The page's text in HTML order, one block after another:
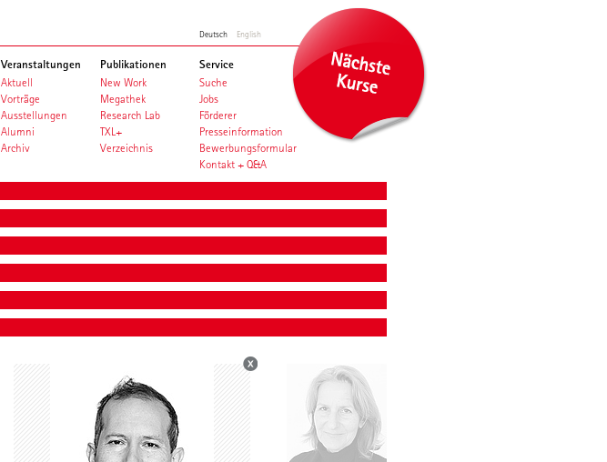
Deutsch English
Veranstaltungen
Aktuell
Vorträge
Ausstellungen
Alumni
Archiv
Publikationen
New Work
Megathek
Research Lab
TXL+
Verzeichnis
Service
Suche
Jobs
Förderer
Presseinformation
Bewerbungsformular
Kontakt + Q&A